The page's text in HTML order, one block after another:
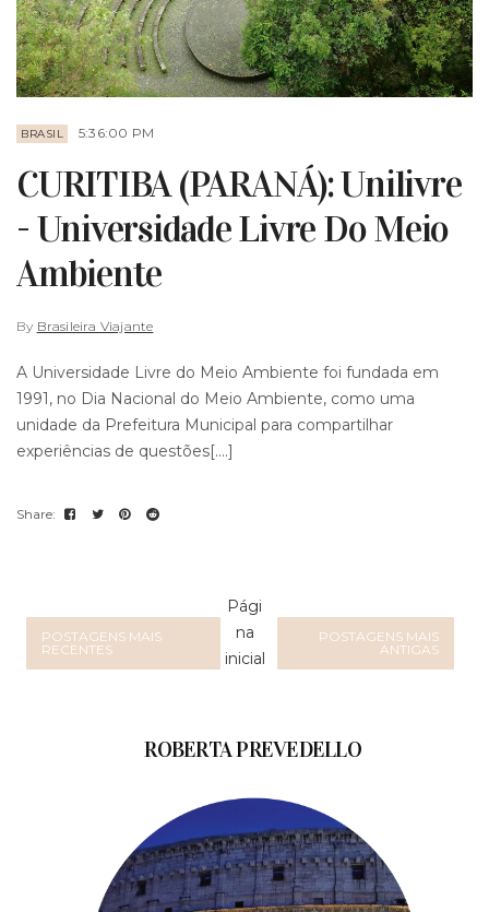
BRASIL 5:36:00 PM
CURITIBA (PARANÁ): Unilivre
- Universidade Livre Do Meio
Ambiente
By Brasileira Viajante
A Universidade Livre do Meio Ambiente foi fundada em
1991, no Dia Nacional do Meio Ambiente, como uma
unidade da Prefeitura Municipal para compartilhar
experiências de questões[....]
POSTAGENS MAIS
RECENTES
POSTAGENS MAIS
ANTIGAS
Pági
na
inicial
ROBERTA PREVEDELLO